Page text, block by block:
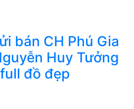
bán CH Phú Gia
Huy Tưởng
đồ đẹp